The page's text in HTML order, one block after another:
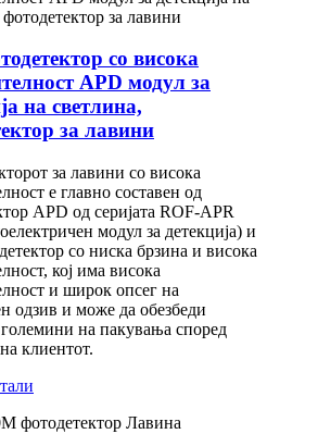
со висока
APD модул за
на светлина,
за лавини
за лавини со висока
е главно составен од
APD од серијата ROF-APR
модул за детекција) и
со ниска брзина и висока
кој има висока
и широк опсег на
одзив и може да обезбеди
на пакувања според
клиентот.